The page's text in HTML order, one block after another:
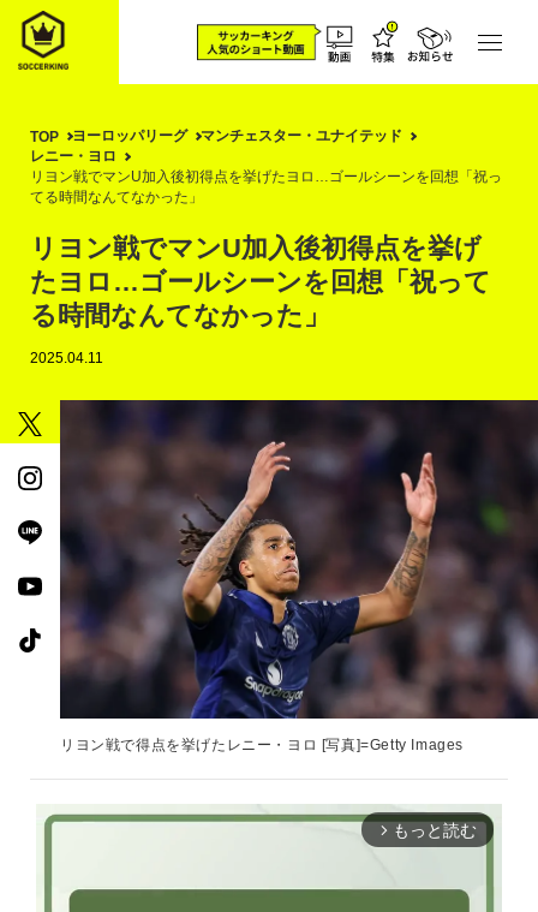
TOP ヨーロッパリーグ
マンチェスター・ユナイテッド
レニー・ヨロ
リヨン戦でマンU加入後初得点を挙げたヨロ…ゴールシーンを回想「祝っ
てる時間なんてなかった」
リヨン戦でマンU加入後初得点を挙げ
たヨロ…ゴールシーンを回想「祝って
る時間なんてなかった」
2025.04.11
リヨン戦で得点を挙げたレニー・ヨロ [写真]=Getty Images
arrow_forward_ios もっと読む